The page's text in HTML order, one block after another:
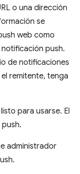
o una dirección
se
web como
push.
de notificaciones
remitente, tenga
para usarse. El
administrador